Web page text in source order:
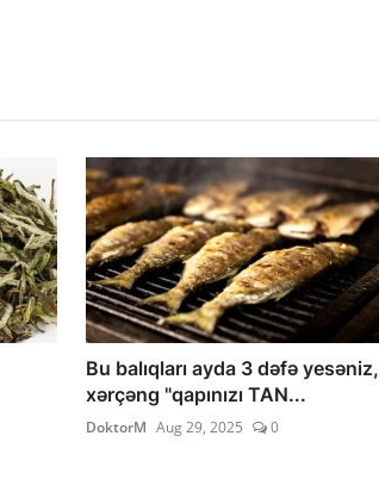
Bu balıqları ayda 3 dəfə yesəniz,
xərçəng "qapınızı TAN...
DoktorM Aug 29, 2025 0